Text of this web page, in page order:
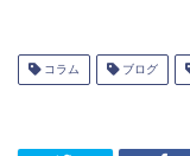
コラム ブログ